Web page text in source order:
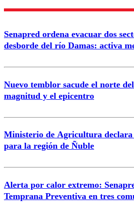
Senapred ordena evacuar dos
desborde del río Damas: activa
Nuevo temblor sacude el norte
magnitud y el epicentro
Ministerio de Agricultura declara
para la región de Ñuble
Alerta por calor extremo:
Temprana Preventiva en tres